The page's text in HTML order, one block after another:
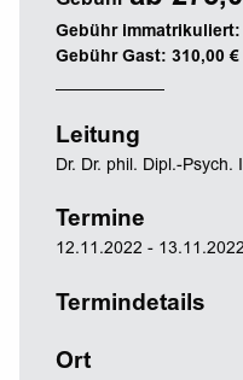
Gebühr immatrikuliert:
Gebühr Gast: 310,00 €
Leitung
Dr. Dr. phil. Dipl.-Psych.
Termine
12.11.2022 - 13.11.2022
Termindetails
Ort